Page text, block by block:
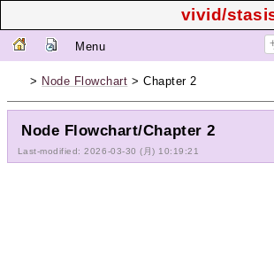
vivid/
Menu
> Node Flowchart > Chapter 2
Node Flowchart/Chapter 2
Last-modified: 2026-03-30 (月) 10:19:21